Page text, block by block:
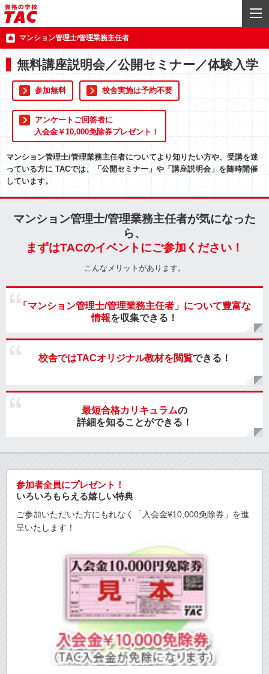
マンション管理士/管理業務主任者
無料講座説明会／公開セミナー／体験入学
参加無料 校舎実施は予約不要
アンケートご回答者に
入会金￥10,000免除券プレゼント！
マンション管理士/管理業務主任者についてより知りたい方や、受講を迷
っている方に TACでは、「公開セミナー」や「講座説明会」を随時開催
しています。
マンション管理士/管理業務主任者が気になった
ら、
まずはTACのイベントにご参加ください！
こんなメリットがあります。
「マンション管理士/管理業務主任者」について豊富な
情報を収集できる！
校舎ではTACオリジナル教材を閲覧できる！
最短合格カリキュラムの
詳細を知ることができる！
参加者全員にプレゼント！
いろいろもらえる嬉しい特典
ご参加いただいた方にもれなく「 入会金¥10,000免除券 」 を進
呈いたします！